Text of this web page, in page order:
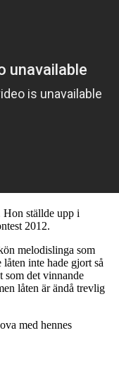
Hon ställde upp i
2012.
melodislinga som
inte hade gjort så
som det vinnande
låten är ändå trevlig
med hennes